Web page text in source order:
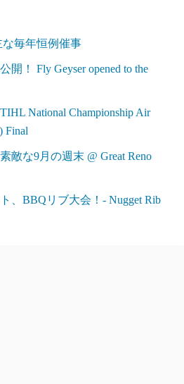
な毎年恒例催事
！ Fly Geyser opened to the
National Championship Air
Final
敵な9月の週末 @ Great Reno
、BBQリブ大会！- Nugget Rib